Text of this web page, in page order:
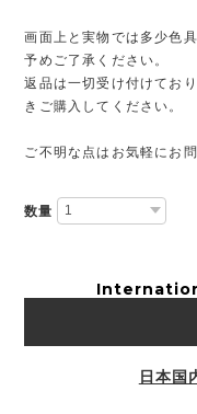
画面上と実物では多少色
予めご了承ください。
返品は一切受け付けてお
きご購入してください。
ご不明な点はお気軽にお
数量
日本国